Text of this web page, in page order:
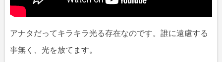
アナタだってキラキラ光る存在なのです。誰に遠慮する
事無く、光を放てます。